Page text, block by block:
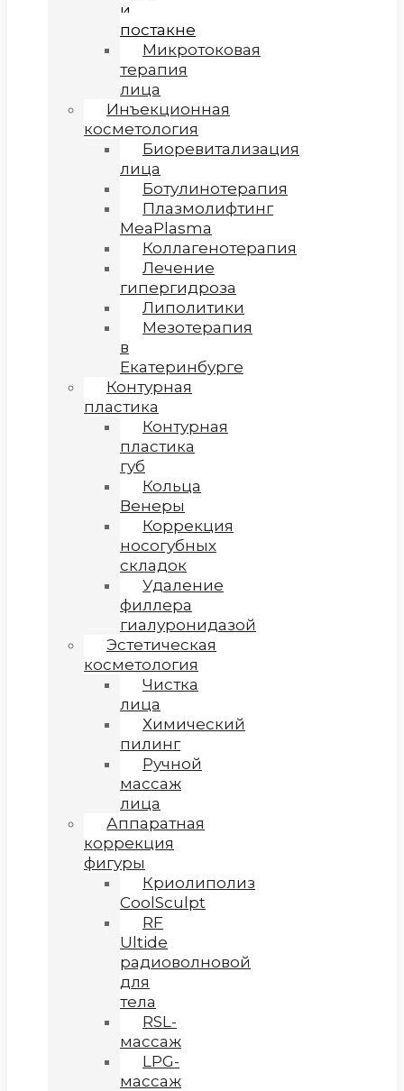
и
постакне
Микротоковая
терапия
лица
Инъекционная
косметология
Биоревитализация
лица
Ботулинотерапия
Плазмолифтинг
MeaPlasma
Коллагенотерапия
Лечение
гипергидроза
Липолитики
Мезотерапия
в
Екатеринбурге
Контурная
пластика
Контурная
пластика
губ
Кольца
Венеры
Коррекция
носогубных
складок
Удаление
филлера
гиалуронидазой
Эстетическая
косметология
Чистка
лица
Химический
пилинг
Ручной
массаж
лица
Аппаратная
коррекция
фигуры
Криолиполиз
CoolSculpt
RF
Ultide
радиоволновой
для
тела
RSL-
массаж
LPG-
массаж